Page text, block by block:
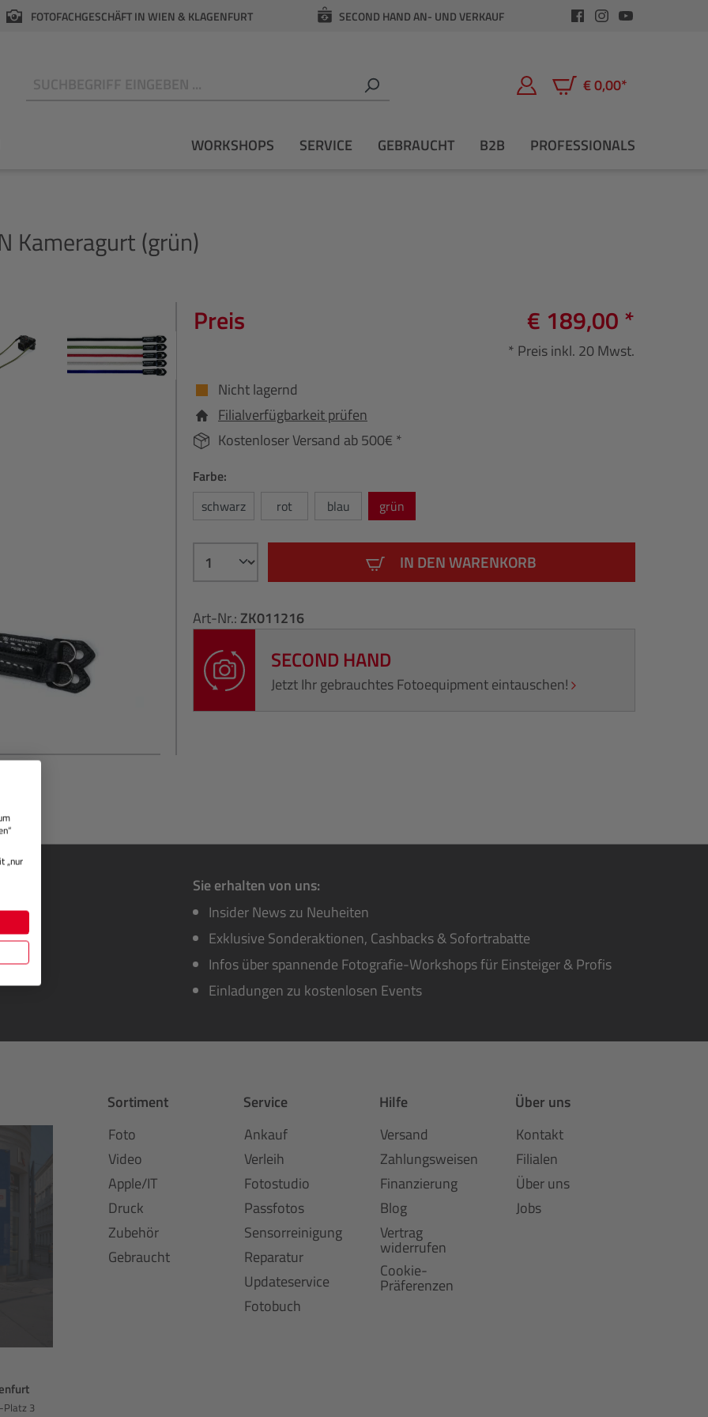
FOTOFACHGESCHÄFT IN WIEN & KLAGENFURT SECOND HAND AN- UND VERKAUF
€ 0,00*
Warenkorb enthält 0
WORKSHOPS SERVICE GEBRAUCHT B2B PROFESSIONALS
Kameragurt (grün)
Preis € 189,00 *
* Preis inkl. 20 Mwst.
Nicht lagernd
Filialverfügbarkeit prüfen
Kostenloser Versand ab 500€ *
Farbe:
schwarz
rot blau grün
IN DEN WARENKORB
Art-Nr.: ZK011216
SECOND HAND
Jetzt Ihr gebrauchtes Fotoequipment eintauschen!
Sie erhalten von uns:
Insider News zu Neuheiten
Exklusive Sonderaktionen, Cashbacks & Sofortrabatte
Infos über spannende Fotografie-Workshops für Einsteiger & Profis
Einladungen zu kostenlosen Events
Platz 3
Sortiment
Foto
Video
Apple/IT
Druck
Zubehör
Gebraucht
Service
Ankauf
Verleih
Fotostudio
Passfotos
Sensorreinigung
Reparatur
Updateservice
Fotobuch
Hilfe
Versand
Zahlungsweisen
Finanzierung
Blog
Vertrag
widerrufen
Cookie-
Präferenzen
Über uns
Kontakt
Filialen
Über uns
Jobs
„nur